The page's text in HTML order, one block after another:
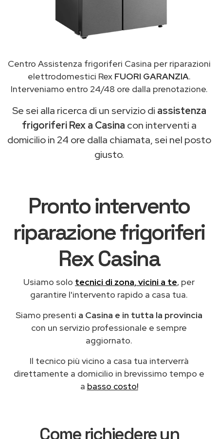
Centro Assistenza frigoriferi Casina per riparazioni
elettrodomestici Rex FUORI GARANZIA.
Interveniamo entro 24/48 ore dalla prenotazione.
Se sei alla ricerca di un servizio di assistenza
frigoriferi Rex a Casina con interventi a
domicilio in 24 ore dalla chiamata, sei nel posto
giusto.
Pronto intervento
riparazione frigoriferi
Rex Casina
Usiamo solo tecnici di zona, vicini a te, per
garantire l'intervento rapido a casa tua.
Siamo presenti a Casina e in tutta la provincia
con un servizio professionale e sempre
aggiornato.
Il tecnico più vicino a casa tua interverrà
direttamente a domicilio in brevissimo tempo e
a basso costo!
Come richiedere un